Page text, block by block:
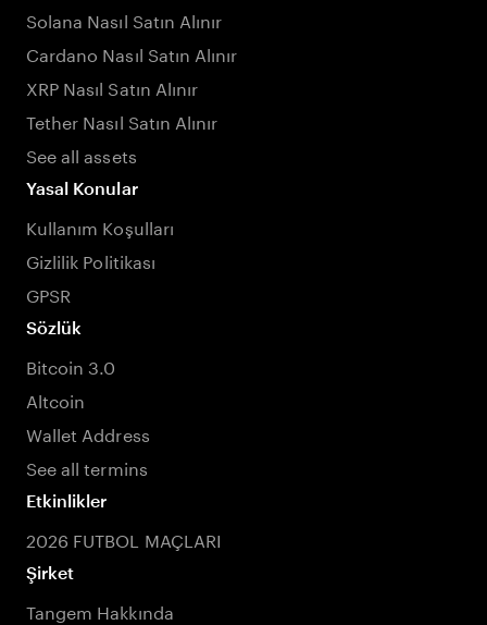
Solana Nasıl Satın Alınır
Cardano Nasıl Satın Alınır
XRP Nasıl Satın Alınır
Tether Nasıl Satın Alınır
See all assets
Yasal Konular
Kullanım Koşulları
Gizlilik Politikası
GPSR
Sözlük
Bitcoin 3.0
Altcoin
Wallet Address
See all termins
Etkinlikler
2026 FUTBOL MAÇLARI
Şirket
Tangem Hakkında